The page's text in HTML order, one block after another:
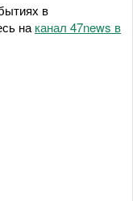
в
на канал 47news в